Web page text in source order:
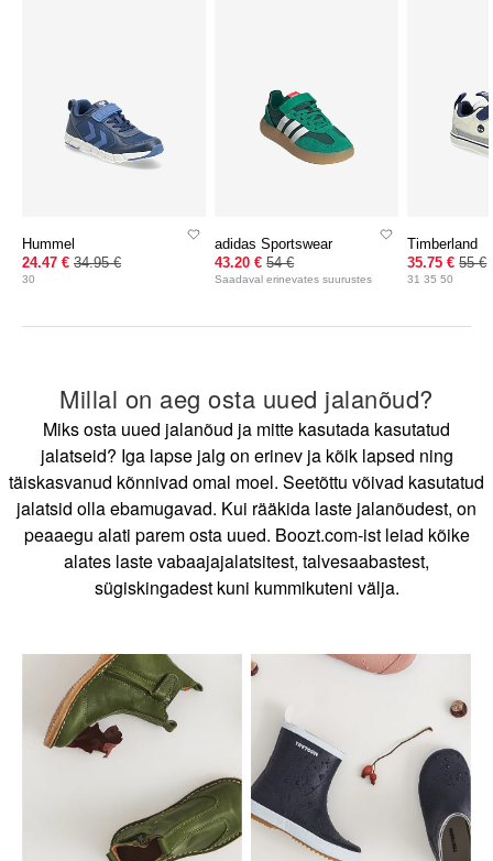
Hummel
24.47 € 34.95 €
30
adidas Sportswear
43.20 € 54 €
Saadaval erinevates suurustes
Timberland
35.75 € 55 €
31 35 50
Millal on aeg osta uued jalanõud?
Miks osta uued jalanõud ja mitte kasutada kasutatud
jalatseid? Iga lapse jalg on erinev ja kõik lapsed ning
täiskasvanud kõnnivad omal moel. Seetõttu võivad kasutatud
jalatsid olla ebamugavad. Kui rääkida laste jalanõudest, on
peaaegu alati parem osta uued. Boozt.com-ist leiad kõike
alates laste vabaajajalatsitest, talvesaabastest,
sügiskingadest kuni kummikuteni välja. ​